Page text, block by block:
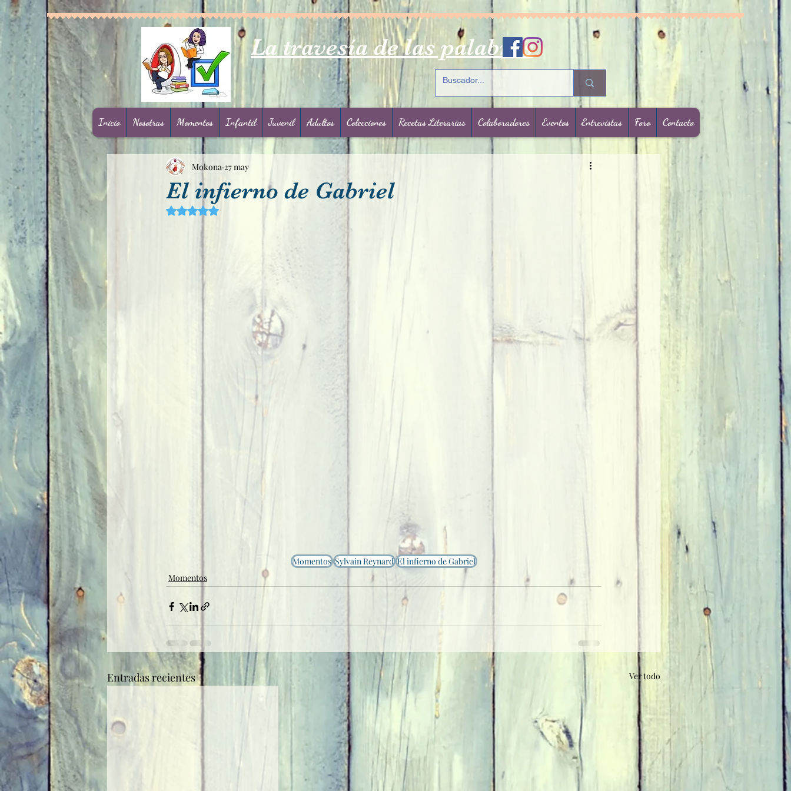
La travesía de las palabras
Inicio Nosotras Momentos Infantil Juvenil Adultos Colecciones Recetas Literarias Colaboradores Eventos Entrevistas Foro Contacto
El infierno de Gabriel
Mokona 27 may
Obtuvo NaN de 5 estrellas.
Momentos Sylvain Reynard El infierno de Gabriel
Momentos
Entradas recientes Ver todo